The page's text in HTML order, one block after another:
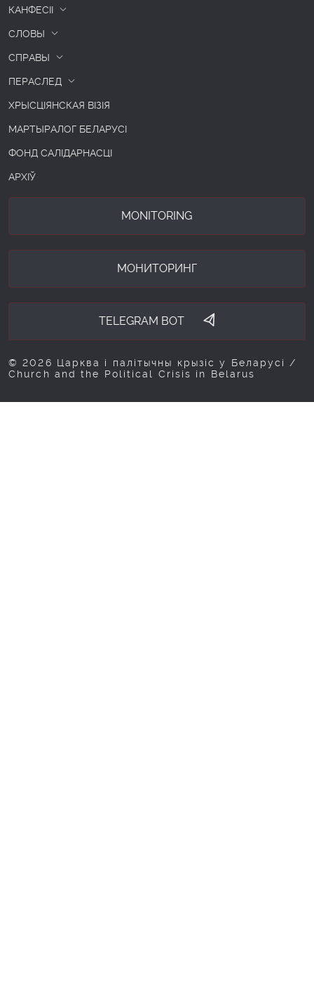
КАНФЕСІІ
СЛОВЫ
СПРАВЫ
ПЕРАСЛЕД
ХРЫСЦІЯНСКАЯ ВІЗІЯ
МАРТЫРАЛОГ БЕЛАРУСІ
ФОНД САЛІДАРНАСЦІ
АРХІЎ
MONITORING
МОНИТОРИНГ
TELEGRAM BOT
© 2026 Царква і палітычны крызіс у Беларусі /
Church and the Political Crisis in Belarus